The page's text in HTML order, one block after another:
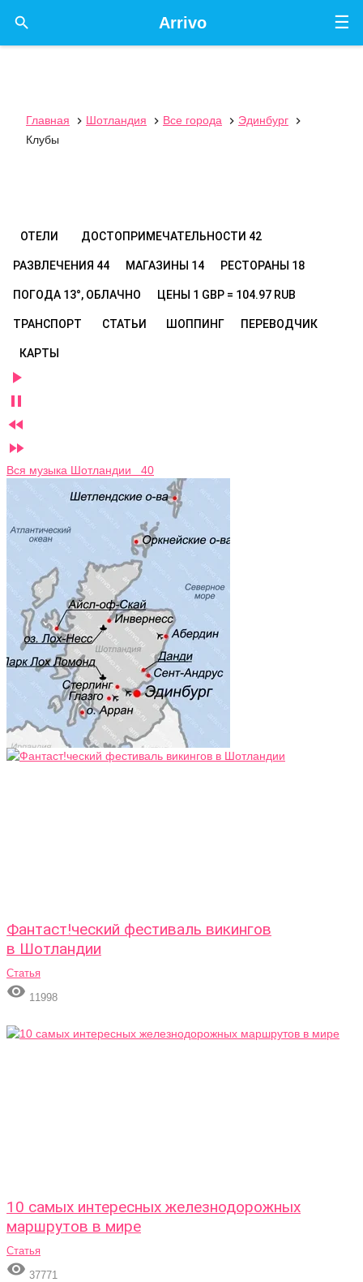
☰
Arrivo

Главная  Шотландия  Все города  Эдинбург

Клубы
ОТЕЛИ ДОСТОПРИМЕЧАТЕЛЬНОСТИ 42
РАЗВЛЕЧЕНИЯ 44 МАГАЗИНЫ 14 РЕСТОРАНЫ 18
ПОГОДА 13°, ОБЛАЧНО ЦЕНЫ 1 GBP = 104.97 RUB
ТРАНСПОРТ СТАТЬИ ШОППИНГ ПЕРЕВОДЧИК
КАРТЫ




Вся музыка Шотландии 40
Фантаст!ческий фестиваль викингов
в Шотландии
Статья
 11998
10 самых интересных железнодорожных
маршрутов в мире
Статья
 37771